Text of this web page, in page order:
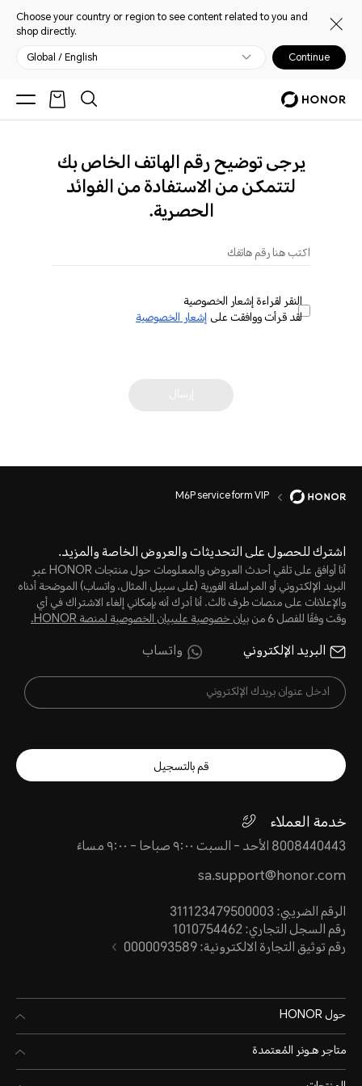
Choose your country or region to see content related to you and
shop directly.
Global / English Continue
يرجى توضيح رقم الهاتف الخاص بك
لتتمكن من الاستفادة من الفوائد
الحصرية.
اكتب هنا رقم هاتفك
النقر لقراءة إشعار الخصوصية
لقد قرأت ووافقت على إشعار الخصوصية
M6P service form VIP
اشترك للحصول على التحديثات والعروض الخاصة والمزيد.
أنا أوافق على تلقي أحدث العروض والمعلومات حول منتجات HONOR عبر
البريد الإلكتروني أو المراسلة الفورية (على سبيل المثال، واتساب) الموضحة أدناه
والإعلانات على منصات طرف ثالث. أنا أدرك أنه بإمكاني إلغاء الاشتراك في أي
وقت وفقًا للفصل 6 من
بيان خصوصية علىبيان الخصوصية لمنصة HONOR‬.
البريد الإلكتروني واتساب
قم بالتسجيل
خدمة العملاء
8008440443 الأحد - السبت ٩:٠٠ صباحا - ٩:٠٠ مساءً
sa.support@honor.com
الرقم الضريبي: 311123479500003
رقم السجل التجاري: 1010754462
رقم توثيق التجارة الالكترونية: 0000093589
حول HONOR
متاجر هـونر المُعتمدة